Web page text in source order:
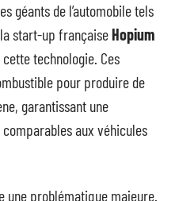
géants de l’automobile tels
start-up françaiseHopium
technologie. Ces
pour produire de
garantissant une
aux véhicules
une problématique majeure.